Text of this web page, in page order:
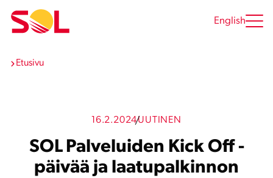
sisältöön
English
Etusivu
16.2.2024UUTINEN
SOL Palveluiden Kick Off -
päivää ja laatupalkinnon